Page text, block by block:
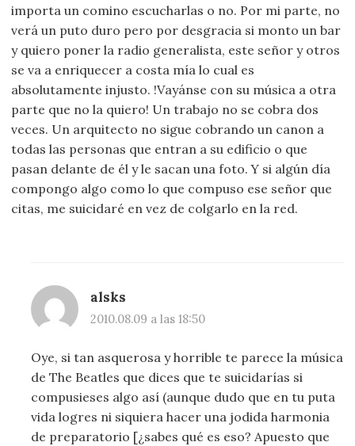
importa un comino escucharlas o no. Por mi parte, no
verá un puto duro pero por desgracia si monto un bar
y quiero poner la radio generalista, este señor y otros
se va a enriquecer a costa mía lo cual es
absolutamente injusto. !Vayánse con su música a otra
parte que no la quiero! Un trabajo no se cobra dos
veces. Un arquitecto no sigue cobrando un canon a
todas las personas que entran a su edificio o que
pasan delante de él y le sacan una foto. Y si algún día
compongo algo como lo que compuso ese señor que
citas, me suicidaré en vez de colgarlo en la red.
alsks
2010.08.09 a las 18:50
Oye, si tan asquerosa y horrible te parece la música
de The Beatles que dices que te suicidarías si
compusieses algo así (aunque dudo que en tu puta
vida logres ni siquiera hacer una jodida harmonia
de preparatorio [¿sabes qué es eso? Apuesto que